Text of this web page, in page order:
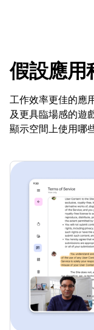
假設應用
工作效率更佳的應
及更具臨場感的遊
顯示空間上使用哪